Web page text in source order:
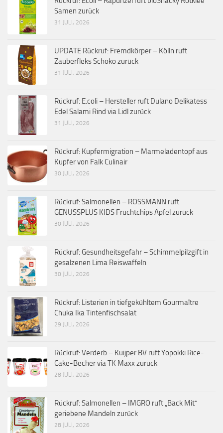
Samen zurück
31 JULI, 2026
UPDATE Rückruf: Fremdkörper – Kölln ruft
Zauberfleks Schoko zurück
31 JULI, 2026
Rückruf: E.coli – Hersteller ruft Dulano Delikatess
Edel Salami Rind via Lidl zurück
31 JULI, 2026
Rückruf: Kupfermigration – Marmeladentopf aus
Kupfer von Falk Culinair
30 JULI, 2026
Rückruf: Salmonellen – ROSSMANN ruft
GENUSSPLUS KIDS Fruchtchips Apfel zurück
30 JULI, 2026
Rückruf: Gesundheitsgefahr – Schimmelpilzgift in
gesalzenen Lima Reiswaffeln
30 JULI, 2026
Rückruf: Listerien in tiefgekühltem Gourmaître
Chuka Ika Tintenfischsalat
29 JULI, 2026
Rückruf: Verderb – Kuijper BV ruft Yopokki Rice-
Cake-Becher via TK Maxx zurück
28 JULI, 2026
Rückruf: Salmonellen – IMGRO ruft „Back Mit“
geriebene Mandeln zurück
28 JULI, 2026